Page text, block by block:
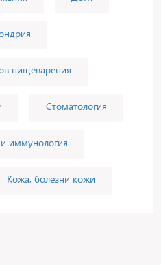
пищеварения
Стоматология
иммунология
Кожа, болезни кожи